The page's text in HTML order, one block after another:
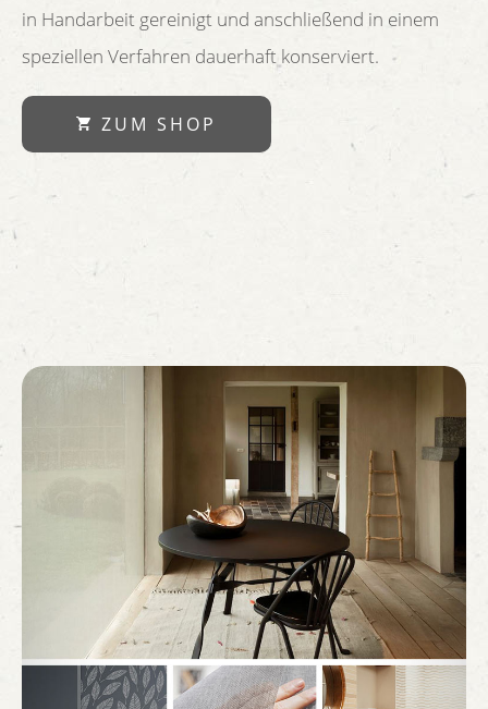
in Handarbeit gereinigt und anschließend in einem
speziellen Verfahren dauerhaft konserviert.
ZUM SHOP